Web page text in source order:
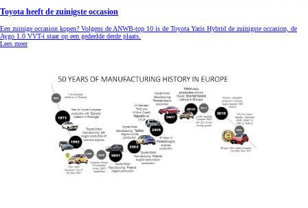
Toyota heeft de zuinigste occasion
Een zuinige occasion kopen? Volgens de ANWB-top 10 is de Toyota Yaris Hybrid de zuinigste occasion, de
Aygo 1.0 VVT-i staat op een gedeelde derde plaats.
Lees meer